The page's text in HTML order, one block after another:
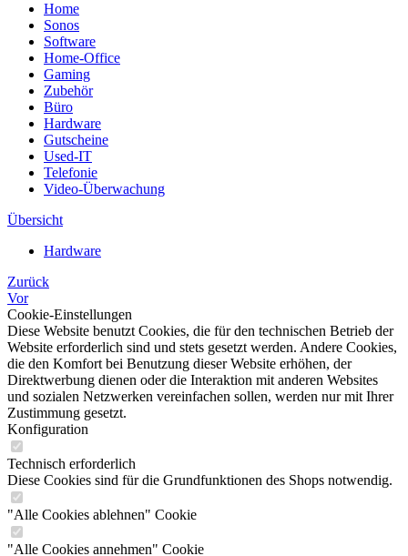
Home
Sonos
Software
Home-Office
Gaming
Zubehör
Büro
Hardware
Gutscheine
Used-IT
Telefonie
Video-Überwachung
Übersicht
Hardware
Zurück
Vor
Cookie-Einstellungen
Diese Website benutzt Cookies, die für den technischen Betrieb der
Website erforderlich sind und stets gesetzt werden. Andere Cookies,
die den Komfort bei Benutzung dieser Website erhöhen, der
Direktwerbung dienen oder die Interaktion mit anderen Websites
und sozialen Netzwerken vereinfachen sollen, werden nur mit Ihrer
Zustimmung gesetzt.
Konfiguration
Technisch erforderlich
Diese Cookies sind für die Grundfunktionen des Shops notwendig.
"Alle Cookies ablehnen" Cookie
"Alle Cookies annehmen" Cookie